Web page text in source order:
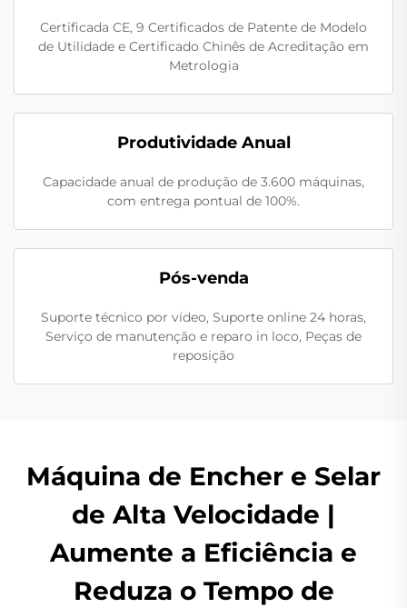
Certificada CE, 9 Certificados de Patente de Modelo
de Utilidade e Certificado Chinês de Acreditação em
Metrologia
Produtividade Anual
Capacidade anual de produção de 3.600 máquinas,
com entrega pontual de 100%.
Pós-venda
Suporte técnico por vídeo, Suporte online 24 horas,
Serviço de manutenção e reparo in loco, Peças de
reposição
Máquina de Encher e Selar
de Alta Velocidade |
Aumente a Eficiência e
Reduza o Tempo de